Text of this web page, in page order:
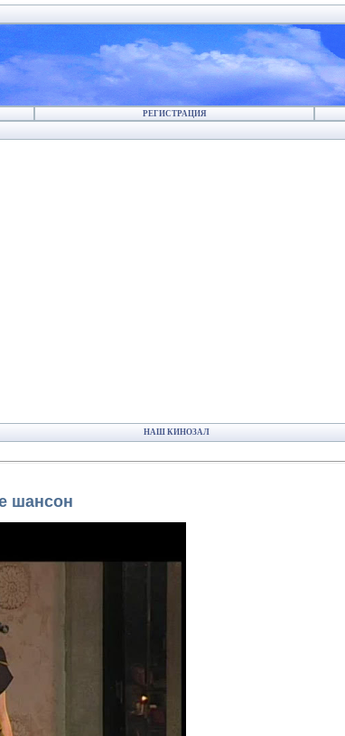
РЕГИСТРАЦИЯ
НАШ КИНОЗАЛ
шансон